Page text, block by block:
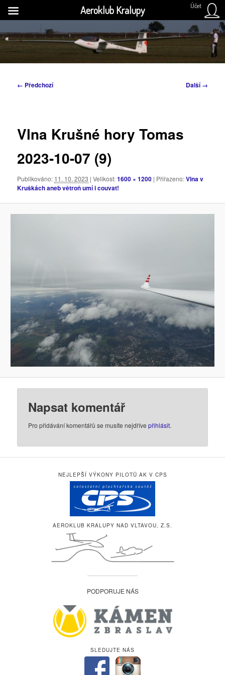
k
Aeroklub Kralupy nad Vltavou
Navigace
← Předchozí Další →
Vlna Krušné hory Tomas
2023-10-07 (9)
Publikováno: 11. 10. 2023 | Velikost:1600 × 1200 | Přiřazeno:Vlna v
Kruškách aneb větroň umí i couvat!
Napsat komentář
Pro přidávání komentářů se musíte nejdřívepřihlásit.
NEJLEPŠÍ VÝKONY PILOTŮ AK V CPS
AEROKLUB KRALUPY NAD VLTAVOU, Z.S.
PODPORUJE NÁS
SLEDUJTE NÁS
Aeroklub Kralupy Účet